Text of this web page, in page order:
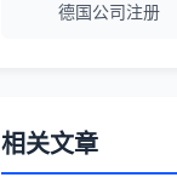
泰国公司注
刘总
泰国BOI申
德国公司注册
相关文章